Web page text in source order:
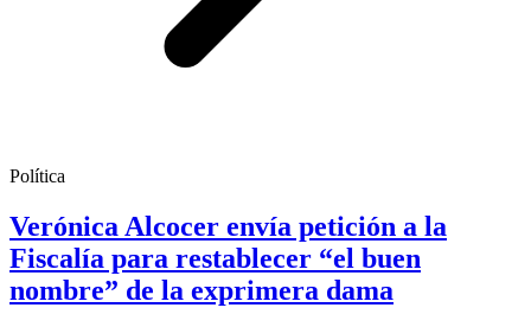
Política
Verónica Alcocer envía petición a la
Fiscalía para restablecer “el buen
nombre” de la exprimera dama